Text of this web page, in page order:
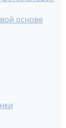
основе